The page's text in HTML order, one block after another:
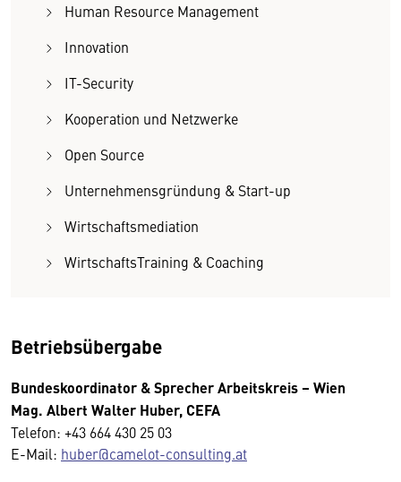
Human Resource Management
Innovation
IT-Security
Kooperation und Netzwerke
Open Source
Unternehmensgründung & Start-up
Wirtschaftsmediation
WirtschaftsTraining & Coaching
Betriebsübergabe
Bundeskoordinator & Sprecher Arbeitskreis – Wien
Mag. Albert Walter Huber, CEFA
Telefon: +43 664 430 25 03
E-Mail: huber@camelot-consulting.at